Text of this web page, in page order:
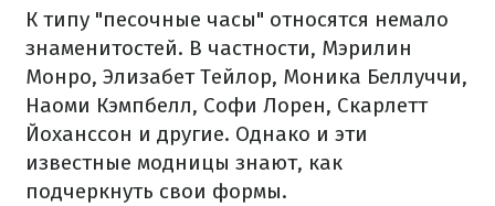
К типу "песочные часы" относятся немало
знаменитостей. В частности, Мэрилин
Монро, Элизабет Тейлор, Моника Беллуччи,
Наоми Кэмпбелл, Софи Лорен, Скарлетт
Йоханссон и другие. Однако и эти
известные модницы знают, как
подчеркнуть свои формы.